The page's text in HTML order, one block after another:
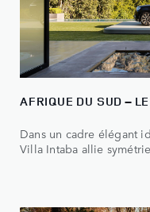
AFRIQUE DU SUD –
Dans un cadre élégant
Villa Intaba allie